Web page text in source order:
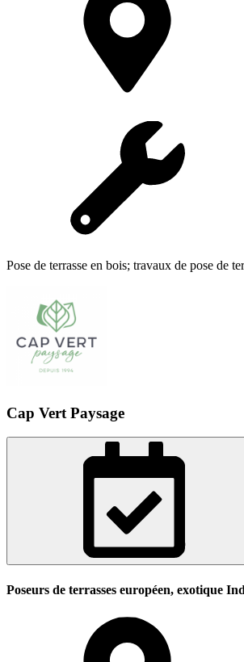
Pose de terrasse en bois; travaux de pose de
Cap Vert Paysage
Poseurs de terrasses européen, exotique